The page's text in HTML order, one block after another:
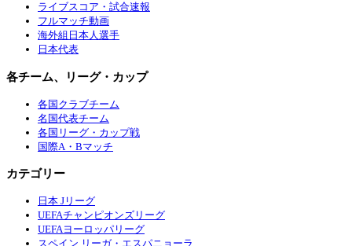
ライブスコア・試合速報
フルマッチ動画
海外組日本人選手
日本代表
各チーム、リーグ・カップ
各国クラブチーム
名国代表チーム
各国リーグ・カップ戦
国際A・Bマッチ
カテゴリー
日本 Jリーグ
UEFAチャンピオンズリーグ
UEFAヨーロッパリーグ
スペイン リーガ・エスパニョーラ